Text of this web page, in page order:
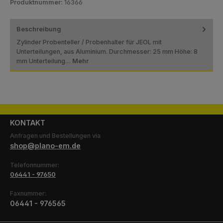
Produktnummer: 16366
Beschreibung
Zylinder Probenteller / Probenhalter für JEOL mit
Unterteilungen, aus Aluminium. Durchmesser: 25 mm Höhe: 8
mm Unterteilung… Mehr
KONTAKT
Anfragen und Bestellungen via
shop@plano-em.de
Telefonnummer:
06441 - 97650
Faxnummer:
06441 - 976565